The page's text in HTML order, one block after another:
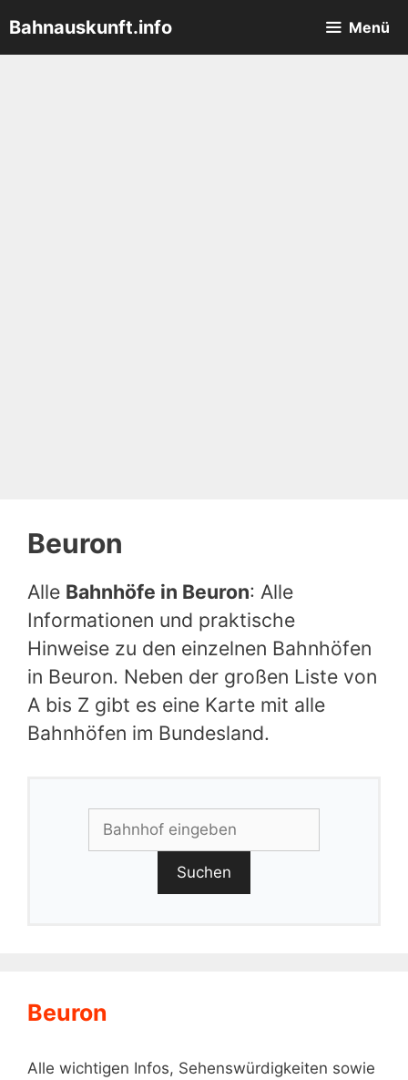
Inhalt
springen
Bahnauskunft.info Menü
Beuron
Alle Bahnhöfe in Beuron: Alle
Informationen und praktische
Hinweise zu den einzelnen Bahnhöfen
in Beuron. Neben der großen Liste von
A bis Z gibt es eine Karte mit alle
Bahnhöfen im Bundesland.
Suchen
Beuron
Alle wichtigen Infos, Sehenswürdigkeiten sowie